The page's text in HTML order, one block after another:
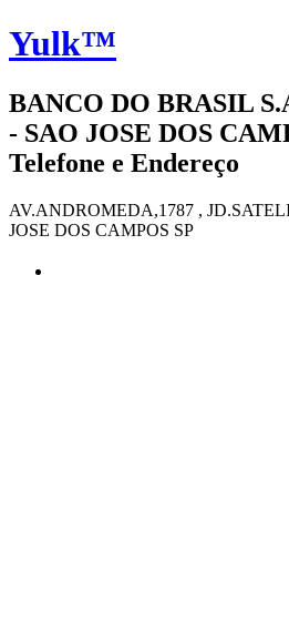
Yulk™
BANCO DO BRASIL
- SAO JOSE DOS
Telefone e Endereço
AV.ANDROMEDA,1787 ,
JOSE DOS CAMPOS SP